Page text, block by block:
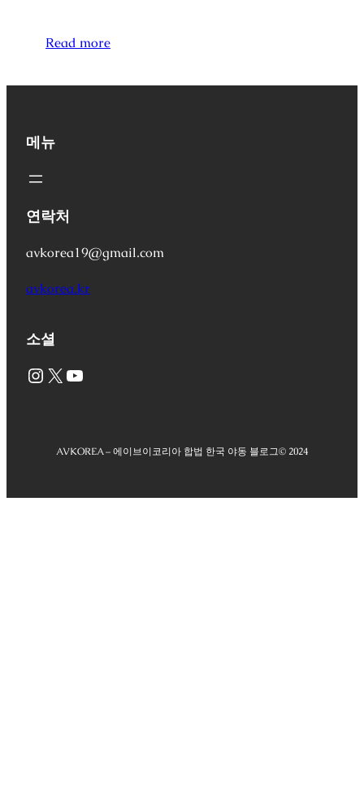
Read more
메뉴
연락처
avkorea19@gmail.com
avkorea.kr
소셜
Instagram X YouTube
AVKOREA – 에이브이코리아 합법 한국 야동 블로그© 2024